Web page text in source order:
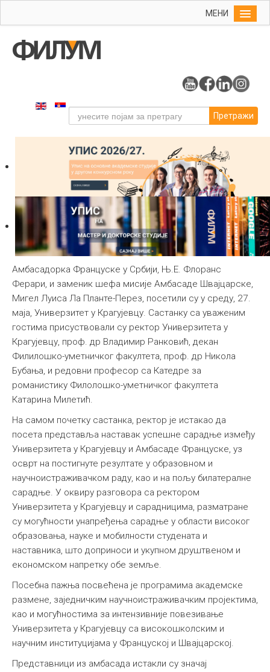
МЕНИ
Упис
Уметност
Студенти
Међународна
Претражи
Амбасадорка Француске у Србији, Њ.Е. Флоранс
Ферари, и заменик шефа мисије Амбасаде Швајцарске,
Мигел Луиса Ла Планте-Перез, посетили су у среду, 27.
маја, Универзитет у Крагујевцу. Састанку са уваженим
гостима присуствовали су ректор Универзитета у
Крагујевцу, проф. др Владимир Ранковић, декан
Филилошко-уметничког факултета, проф. др Никола
Бубања, и редовни професор са Катедре за
романистику Филолошко-уметничког факултета
Катарина Милетић.
На самом почетку састанка, ректор је истакао да
посета представља наставак успешне сарадње између
Универзитета у Крагујевцу и Амбасаде Француске, уз
осврт на постигнуте резултате у образовном и
научноистраживачком раду, као и на пољу билатералне
сарадње. У оквиру разговора са ректором
Универзитета у Крагујевцу и сарадницима, разматране
су могућности унапређења сарадње у области високог
образовања, науке и мобилности студената и
наставника, што доприноси и укупном друштвеном и
економском напретку обе земље.
Посебна пажња посвећена је програмима академске
размене, заједничким научноистраживачким пројектима,
као и могућностима за интензивније повезивање
Универзитета у Крагујевцу са високошколским и
научним институцијама у Француској и Швајцарској.
Представници из амбасада истакли су значај